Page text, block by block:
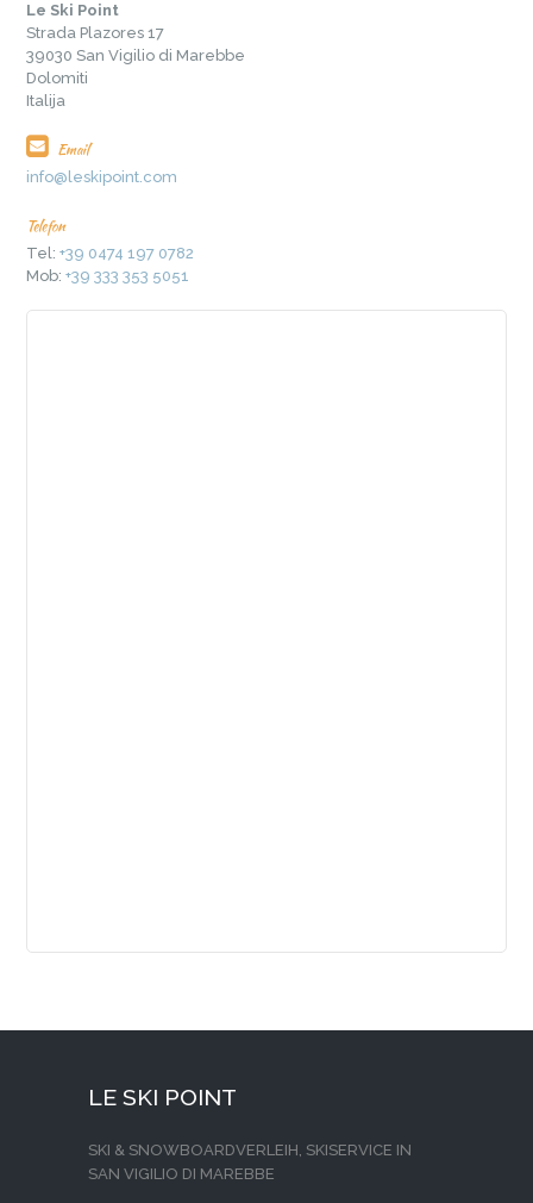
Le Ski Point
Strada Plazores 17
39030 San Vigilio di Marebbe
Dolomiti
Italija
Email
info@leskipoint.com
Telefon
Tel:+39 0474 197 0782
Mob:+39 333 353 5051
LE SKI POINT
SKI & SNOWBOARDVERLEIH, SKISERVICE IN
SAN VIGILIO DI MAREBBE